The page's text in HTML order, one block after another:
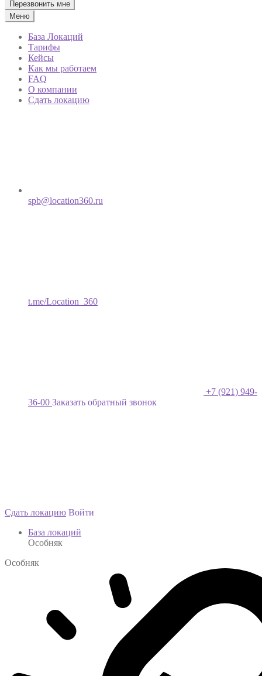
Перезвонить мне
Меню
База Локаций
Тарифы
Кейсы
Как мы работаем
FAQ
О компании
Сдать локацию
spb@location360.ru
t.me/Location_360
+7 (921) 949-
36-00 Заказать обратный звонок
Сдать локацию Войти
База локаций
Особняк
Особняк